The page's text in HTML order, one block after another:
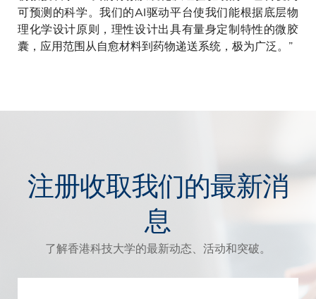
可预测的科学。我们的AI驱动平台使我们能根据底层物
理化学设计原则，理性设计出具有量身定制特性的微胶
囊，应用范围从自愈材料到药物递送系统，极为广泛。”
注册收取我们的最新消
息
了解香港科技大学的最新动态、活动和突破。